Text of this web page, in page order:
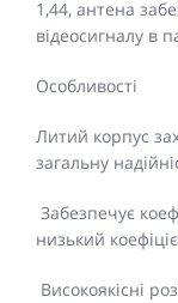
1,44, антена
відеосигналу в
Особливості
Литий корпус
загальну
Забезпечує
низький
Високоякісні